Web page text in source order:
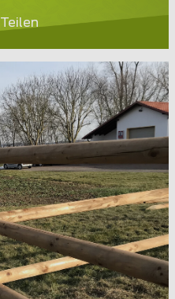
Teilen